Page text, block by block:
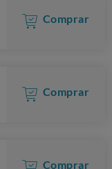
Comprar
Comprar
Comprar